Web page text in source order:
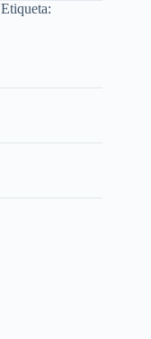
Etiqueta: